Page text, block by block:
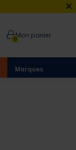
×
0Mon panier
Marques